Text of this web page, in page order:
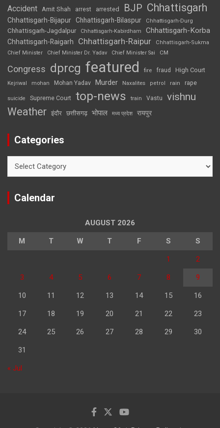
Accident Amit Shah arrest arrested BJP Chhattisgarh
Chhattisgarh-Bijapur Chhattisgarh-Bilaspur Chhattisgarh-Durg
Chhattisgarh-Jagdalpur Chhattisgarh-Kabirdham Chhattisgarh-Korba
Chhattisgarh-Raigarh Chhattisgarh-Raipur
Chhattisgarh-Sukma
Chief Minister
Chief Minister Dr. Yadav Chief Minister Sai CM
Congress dprcg featured fire fraud High Court
Kejriwal mohan Mohan Yadav Murder Naxalites petrol rain rape
suicide Supreme Court top-news train Vastu vishnu
Weather इंदौर छत्तीसगढ़ भोपाल मध्य प्रदेश रायपुर
Categories
Calendar
AUGUST 2026
M T W T F S S
1 2
3 4 5 6 7 8 9
10 11 12 13 14 15 16
17 18 19 20 21 22 23
24 25 26 27 28 29 30
31
« Jul